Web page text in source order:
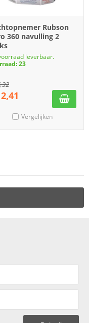
Rubson
360 navulling 2
leverbaar.
23
Vergelijken